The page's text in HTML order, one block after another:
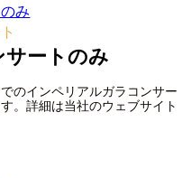
ートのみ
のインペリアルガラコンサー
。詳細は当社のウェブサイト